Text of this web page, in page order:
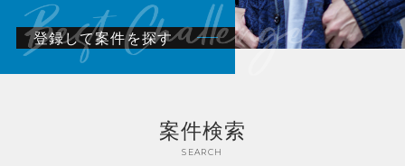
登録して案件を探す
案件検索
SEARCH